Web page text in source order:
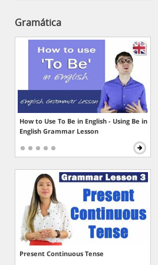
Gramática
How to Use To Be in English - Using Be in
English Grammar Lesson
Present Continuous Tense